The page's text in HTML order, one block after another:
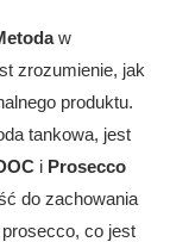
w
zrozumienie, jak
produktu.
tankowa, jest
i Prosecco
do zachowania
co jest